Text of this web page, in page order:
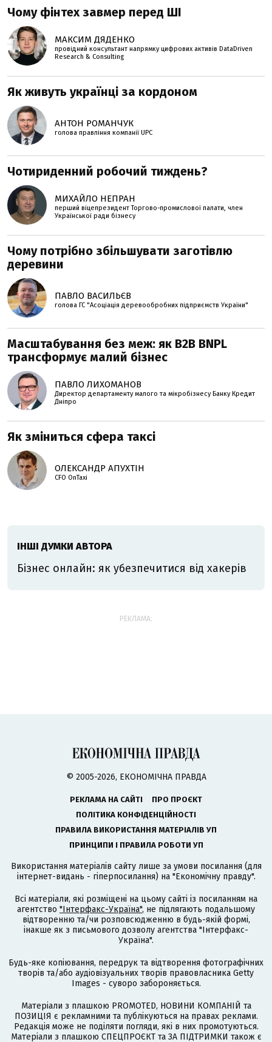
Чому фінтех завмер перед ШІ
МАКСИМ ДЯДЕНКО
провідний консультант напрямку цифрових активів DataDriven
Research & Consulting
Як живуть українці за кордоном
АНТОН РОМАНЧУК
голова правління компанії UPC
Чотириденний робочий тиждень?
МИХАЙЛО НЕПРАН
перший віцепрезидент Торгово-промислової палати, член
Української ради бізнесу
Чому потрібно збільшувати заготівлю
деревини
ПАВЛО ВАСИЛЬЄВ
голова ГС "Асоціація деревообробних підприємств України"
Масштабування без меж: як B2B BNPL
трансформує малий бізнес
ПАВЛО ЛИХОМАНОВ
Директор департаменту малого та мікробізнесу Банку Кредит
Дніпро
Як зміниться сфера таксі
ОЛЕКСАНДР АПУХТІН
CFO OnTaxi
ІНШІ ДУМКИ АВТОРА
Бізнес онлайн: як убезпечитися від хакерів
РЕКЛАМА:
© 2005-2026, ЕКОНОМІЧНА ПРАВДА
РЕКЛАМА НА САЙТІ
ПРО ПРОЄКТ
ПОЛІТИКА КОНФІДЕНЦІЙНОСТІ
ПРАВИЛА ВИКОРИСТАННЯ МАТЕРІАЛІВ УП
ПРИНЦИПИ І ПРАВИЛА РОБОТИ УП
Використання матеріалів сайту лише за умови посилання (для
інтернет-видань - гіперпосилання) на "Економічну правду".
Всі матеріали, які розміщені на цьому сайті із посиланням на
агентство "Інтерфакс-Україна", не підлягають подальшому
відтворенню та/чи розповсюдженню в будь-якій формі,
інакше як з письмового дозволу агентства "Інтерфакс-
Україна".
Будь-яке копіювання, передрук та відтворення фотографічних
творів та/або аудіовізуальних творів правовласника Getty
Images - суворо забороняється.
Матеріали з плашкою PROMOTED, НОВИНИ КОМПАНІЙ та
ПОЗИЦІЯ є рекламними та публікуються на правах реклами.
Редакція може не поділяти погляди, які в них промотуються.
Матеріали з плашкою СПЕЦПРОЄКТ та ЗА ПІДТРИМКИ також є